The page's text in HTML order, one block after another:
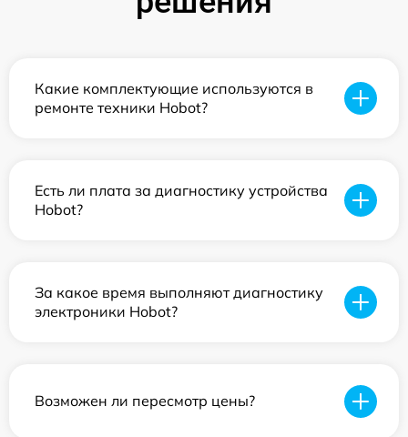
Какие комплектующие используются в
ремонте техники Hobot?
Есть ли плата за диагностику устройства
Hobot?
За какое время выполняют диагностику
электроники Hobot?
Возможен ли пересмотр цены?